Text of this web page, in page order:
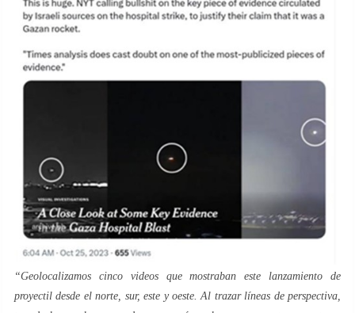
“Geolocalizamos cinco videos que mostraban este lanzamiento de
proyectil desde el norte, sur, este y oeste. Al trazar líneas de perspectiva,